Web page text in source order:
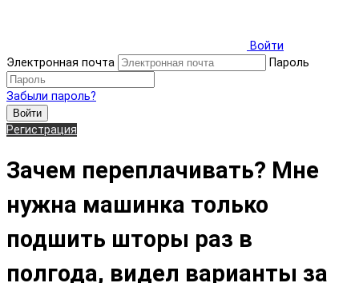
Войти
Электронная почта
Пароль
Забыли пароль?
Войти
Регистрация
Зачем переплачивать? Мне
нужна машинка только
подшить шторы раз в
полгода, видел варианты за